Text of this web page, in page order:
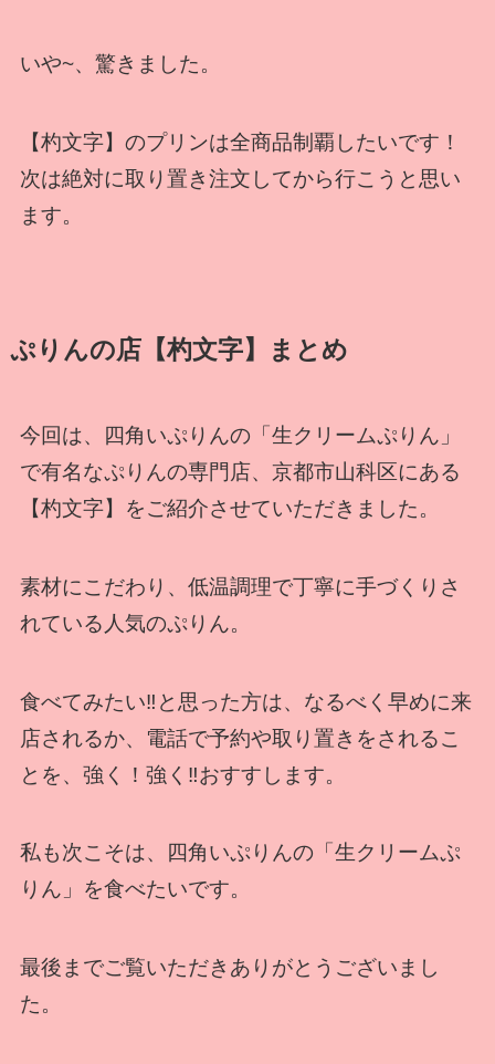
いや~、驚きました。
【杓文字】のプリンは全商品制覇したいです！
次は絶対に取り置き注文してから行こうと思い
ます。
ぷりんの店【杓文字】まとめ
今回は、四角いぷりんの「生クリームぷりん」
で有名なぷりんの専門店、京都市山科区にある
【杓文字】をご紹介させていただきました。
素材にこだわり、低温調理で丁寧に手づくりさ
れている人気のぷりん。
食べてみたい‼と思った方は、なるべく早めに来
店されるか、電話で予約や取り置きをされるこ
とを、強く！強く‼おすすします。
私も次こそは、四角いぷりんの「生クリームぷ
りん」を食べたいです。
最後までご覧いただきありがとうございまし
た。